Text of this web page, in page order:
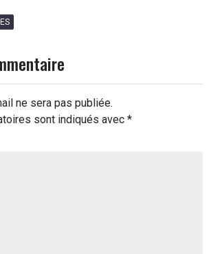
ne sera pas publiée.
sont indiqués avec *